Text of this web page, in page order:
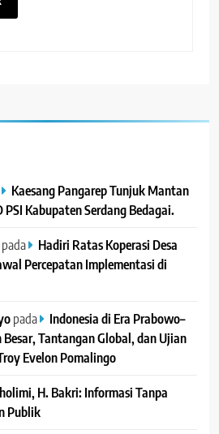
Kaesang Pangarep Tunjuk Mantan
Kabupaten Serdang Bedagai.
pada
Hadiri Ratas Koperasi Desa
Percepatan Implementasi di
pada
Indonesia di Era Prabowo–
Tantangan Global, dan Ujian
Evelon Pomalingo
H. Bakri: Informasi Tanpa
Publik